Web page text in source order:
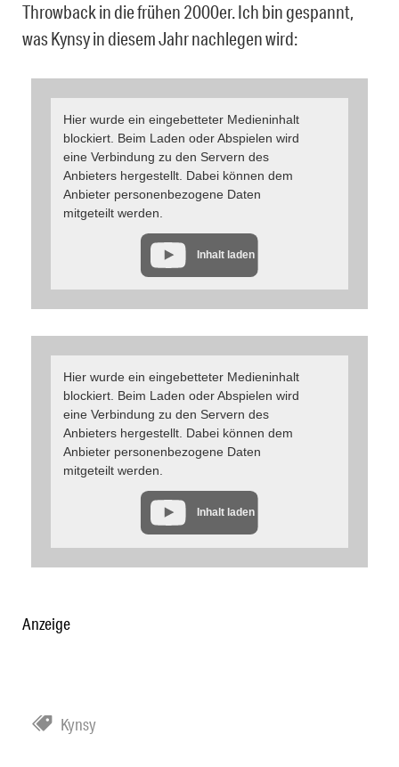
Throwback in die frühen 2000er. Ich bin gespannt,
was Kynsy in diesem Jahr nachlegen wird:
Hier wurde ein eingebetteter Medieninhalt
blockiert. Beim Laden oder Abspielen wird
eine Verbindung zu den Servern des
Anbieters hergestellt. Dabei können dem
Anbieter personenbezogene Daten
mitgeteilt werden.
Inhalt laden
Hier wurde ein eingebetteter Medieninhalt
blockiert. Beim Laden oder Abspielen wird
eine Verbindung zu den Servern des
Anbieters hergestellt. Dabei können dem
Anbieter personenbezogene Daten
mitgeteilt werden.
Inhalt laden
Anzeige
Kynsy